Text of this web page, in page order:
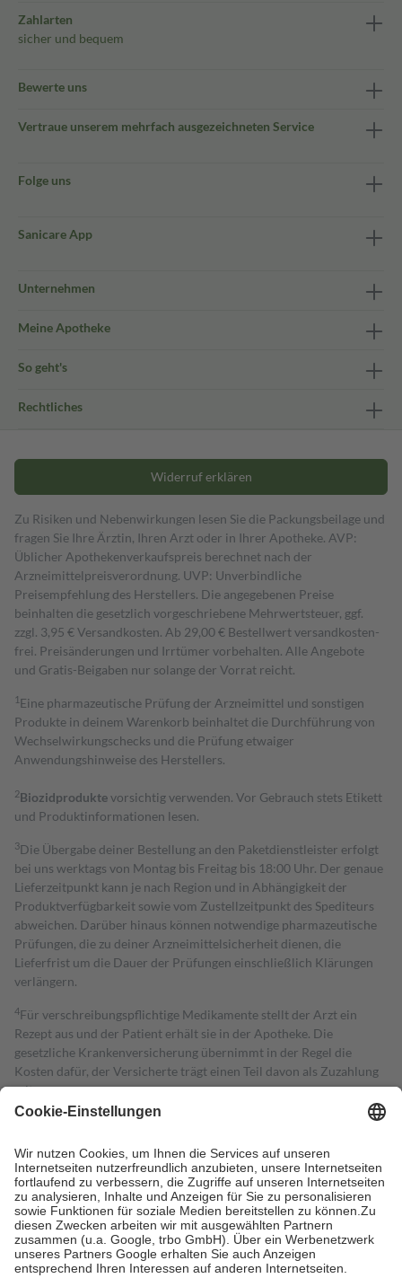
Zahlarten
sicher und bequem
Bewerte uns
Vertraue unserem mehrfach ausgezeichneten Service
Folge uns
Sanicare App
Unternehmen
Meine Apotheke
So geht's
Rechtliches
Widerruf erklären
Zu Risiken und Nebenwirkungen lesen Sie die Packungsbeilage und
fragen Sie Ihre Ärztin, Ihren Arzt oder in Ihrer Apotheke. AVP:
Üblicher Apothekenverkaufspreis berechnet nach der
Arzneimittelpreisverordnung. UVP: Unverbindliche
Preisempfehlung des Herstellers. Die angegebenen Preise
beinhalten die gesetzlich vorgeschriebene Mehrwertsteuer, ggf.
zzgl. 3,95 € Versandkosten. Ab 29,00 € Bestell­wert versand­kosten­
frei. Preisänderungen und Irrtümer vorbehalten. Alle Angebote
und Gratis-Beigaben nur solange der Vorrat reicht.
1 Eine pharmazeutische Prüfung der Arzneimittel und sonstigen
Produkte in deinem Warenkorb beinhaltet die Durchführung von
Wechselwirkungschecks und die Prüfung etwaiger
Anwendungshinweise des Herstellers.
2Biozidproduktevorsichtig verwenden. Vor Gebrauch stets Etikett
und Produktinformationen lesen.
3Die Übergabe deiner Bestellung an den Paketdienstleister erfolgt
bei uns werktags von Montag bis Freitag bis 18:00 Uhr. Der genaue
Lieferzeitpunkt kann je nach Region und in Abhängigkeit der
Produktverfügbarkeit sowie vom Zustellzeitpunkt des Spediteurs
abweichen. Darüber hinaus können notwendige pharmazeutische
Prüfungen, die zu deiner Arzneimittelsicherheit dienen, die
Lieferfrist um die Dauer der Prüfungen einschließlich Klärungen
verlängern.
4Für verschreibungspflichtige Medikamente stellt der Arzt ein
Rezept aus und der Patient erhält sie in der Apotheke. Die
gesetzliche Krankenversicherung übernimmt in der Regel die
Kosten dafür, der Versicherte trägt einen Teil davon als Zuzahlung
mit.
Grundsätzlich leisten Mitglieder Zuzahlungen in Höhe von zehn
höchstens zehn Euro.
Es sind jedoch nie mehr als die tatsächlichen
Kosten der Leistung zu entrichten.
Diese Regeln gelten grundsätzlich auch für Online-Apotheken.
Bei Heilmitteln und häuslicher Krankenpflege beträgt die
Zuzahlung zehn Prozent der Kosten sowie zehn Euro je
Verordnung.
Um das Engagement der Versicherten für ihre eigene Gesundheit zu
stärken und die besondere Stellung der Familie zu unterstützen,